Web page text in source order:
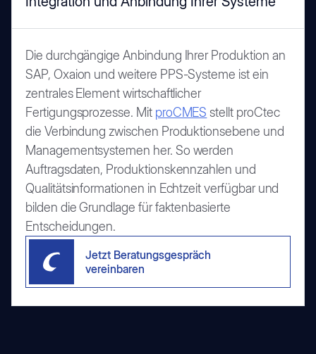
Die durchgängige Anbindung Ihrer Produktion an
SAP, Oxaion und weitere PPS-Systeme ist ein
zentrales Element wirtschaftlicher
Fertigungsprozesse. Mit proCMES stellt proCtec
die Verbindung zwischen Produktionsebene und
Managementsystemen her. So werden
Auftragsdaten, Produktionskennzahlen und
Qualitätsinformationen in Echtzeit verfügbar und
bilden die Grundlage für faktenbasierte
Entscheidungen.
Jetzt Beratungsgespräch
vereinbaren